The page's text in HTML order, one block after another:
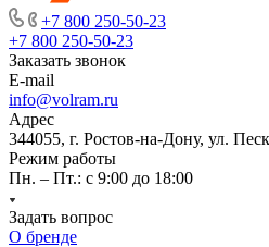
+7 800 250-50-23
+7 800 250-50-23
Заказать звонок
E-mail
info@volram.ru
Адрес
344055, г. Ростов-на-Дону, ул.
Режим работы
Пн. – Пт.: с 9:00 до 18:00
Задать вопрос
О бренде